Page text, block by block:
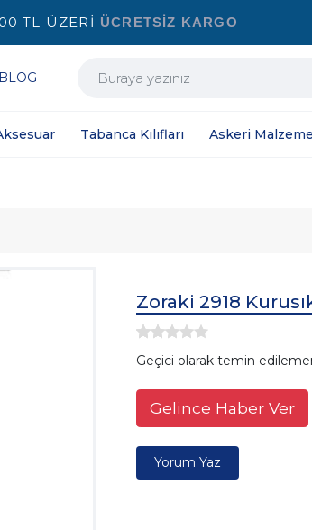
TL ÜZERİ ÜCRETSİZ KARGO
BLOG
Tabanca Kılıfları Askeri
Zoraki 2918
Geçici olarak temin
Gelince Haber Ver
Yorum Yaz